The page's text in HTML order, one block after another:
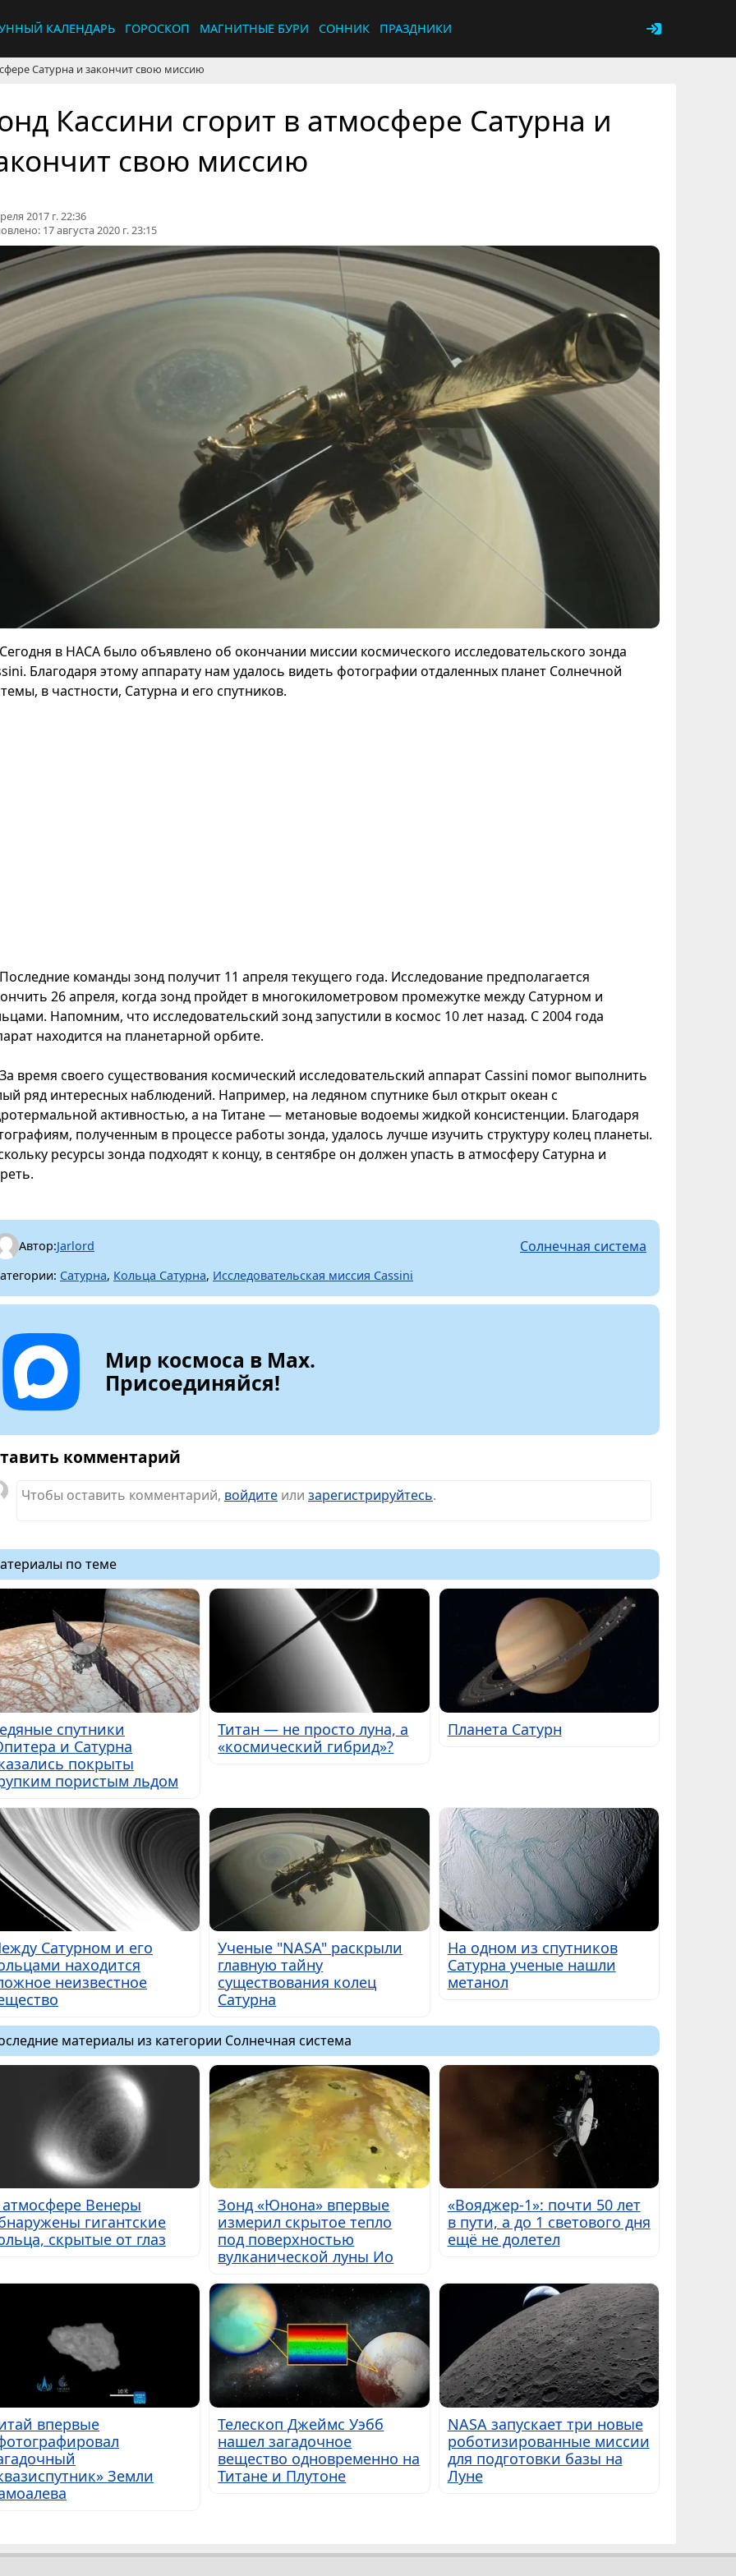
КАЛЕНДАРЬ ГОРОСКОП МАГНИТНЫЕ БУРИ СОННИК ПРАЗДНИКИ
Сатурна и закончит свою миссию
Кассини сгорит в атмосфере Сатурна и
свою миссию
2017 г. 22:36
17 августа 2020 г. 23:15
Сегодня в НАСА было объявлено об окончании миссии космического исследовательского зонда
Благодаря этому аппарату нам удалось видеть фотографии отдаленных планет Солнечной
в частности, Сатурна и его спутников.
Последние команды зонд получит 11 апреля текущего года. Исследование предполагается
26 апреля, когда зонд пройдет в многокилометровом промежутке между Сатурном и
Напомним, что исследовательский зонд запустили в космос 10 лет назад. С 2004 года
находится на планетарной орбите.
За время своего существования космический исследовательский аппарат Cassini помог выполнить
ряд интересных наблюдений. Например, на ледяном спутнике был открыт океан с
активностью, а на Титане — метановые водоемы жидкой консистенции. Благодаря
полученным в процессе работы зонда, удалось лучше изучить структуру колец планеты.
ресурсы зонда подходят к концу, в сентябре он должен упасть в атмосферу Сатурна и
Автор:Jarlord Солнечная система
Сатурна, Кольца Сатурна, Исследовательская миссия Cassini
Мир космоса в Max.
Присоединяйся!
комментарий
Чтобы оставить комментарий, войдите или зарегистрируйтесь.
по теме
спутники
и Сатурна
покрыты
пористым льдом
Титан — не просто луна, а
«космический гибрид»?
Планета Сатурн
Сатурном и его
находится
неизвестное
Ученые "NASA" раскрыли
главную тайну
существования колец
Сатурна
На одном из спутников
Сатурна ученые нашли
метанол
материалы из категории Солнечная система
Венеры
гигантские
скрытые от глаз
Зонд «Юнона» впервые
измерил скрытое тепло
под поверхностью
вулканической луны Ио
«Вояджер-1»: почти 50 лет
в пути, а до 1 светового дня
ещё не долетел
впервые
Земли
Телескоп Джеймс Уэбб
нашел загадочное
вещество одновременно на
Титане и Плутоне
NASA запускает три новые
роботизированные миссии
для подготовки базы на
Луне